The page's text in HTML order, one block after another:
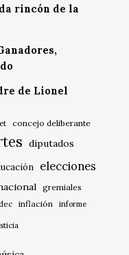
rincón de la
de Lionel
concejo deliberante
diputados
elecciones
gremiales
inflación informe